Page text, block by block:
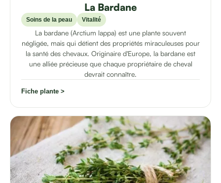
La Bardane
Soins de la peau Vitalité
La bardane (Arctium lappa) est une plante souvent
négligée, mais qui détient des propriétés miraculeuses pour
la santé des chevaux. Originaire d'Europe, la bardane est
une alliée précieuse que chaque propriétaire de cheval
devrait connaître.
Fiche plante >